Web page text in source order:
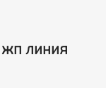
жп линия